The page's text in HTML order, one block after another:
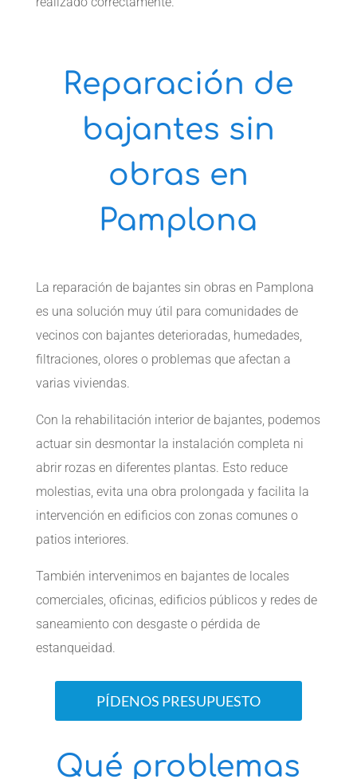
Reparación de
bajantes sin
obras en
Pamplona
La reparación de bajantes sin obras en Pamplona
es una solución muy útil para comunidades de
vecinos con bajantes deterioradas, humedades,
filtraciones, olores o problemas que afectan a
varias viviendas.
Con la rehabilitación interior de bajantes, podemos
actuar sin desmontar la instalación completa ni
abrir rozas en diferentes plantas. Esto reduce
molestias, evita una obra prolongada y facilita la
intervención en edificios con zonas comunes o
patios interiores.
También intervenimos en bajantes de locales
comerciales, oficinas, edificios públicos y redes de
saneamiento con desgaste o pérdida de
estanqueidad.
PÍDENOS PRESUPUESTO
Qué problemas